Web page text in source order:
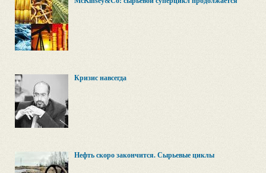
Кризис навсегда
Нефть скоро закончится. Сырьевые циклы